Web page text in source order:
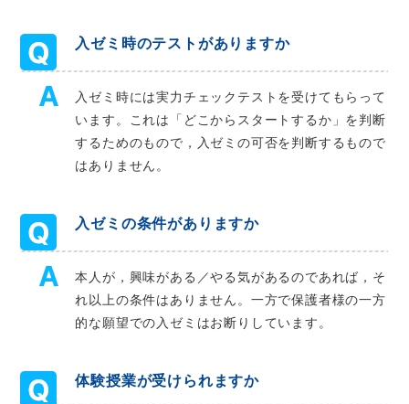
入ゼミ時のテストがありますか
入ゼミ時には実力チェックテストを受けてもらって
います。これは「どこからスタートするか」を判断
するためのもので，入ゼミの可否を判断するもので
はありません。
入ゼミの条件がありますか
本人が，興味がある／やる気があるのであれば，そ
れ以上の条件はありません。一方で保護者様の一方
的な願望での入ゼミはお断りしています。
体験授業が受けられますか